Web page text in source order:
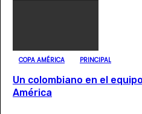
COPA AMÉRICA PRINCIPAL
Un colombiano en el
América